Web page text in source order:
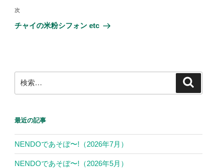
ビ
ゲ
ン
稿
次
の
次
チャイの米粉シフォン etc
索:
最近の記事
NENDOであそぼ〜!（2026年7月）
NENDOであそぼ〜!（2026年5月）